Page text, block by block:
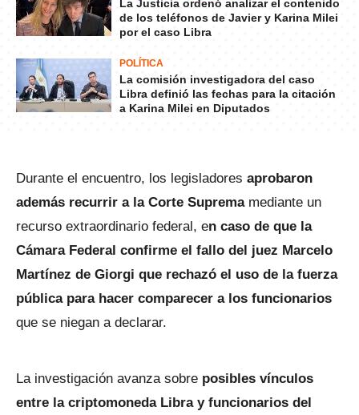
La Justicia ordenó analizar el contenido
de los teléfonos de Javier y Karina Milei
por el caso Libra
POLÍTICA
La comisión investigadora del caso
Libra definió las fechas para la citación
a Karina Milei en Diputados
Durante el encuentro, los legisladores aprobaron
además recurrir a la Corte Supremamediante un
recurso extraordinario federal, en caso de que la
Cámara Federal confirme el fallo del juez Marcelo
Martínez de Giorgi que rechazó el uso de la fuerza
pública para hacer comparecer a los funcionarios
que se niegan a declarar.
La investigación avanza sobre posibles vínculos
entre la criptomoneda Libra y funcionarios del